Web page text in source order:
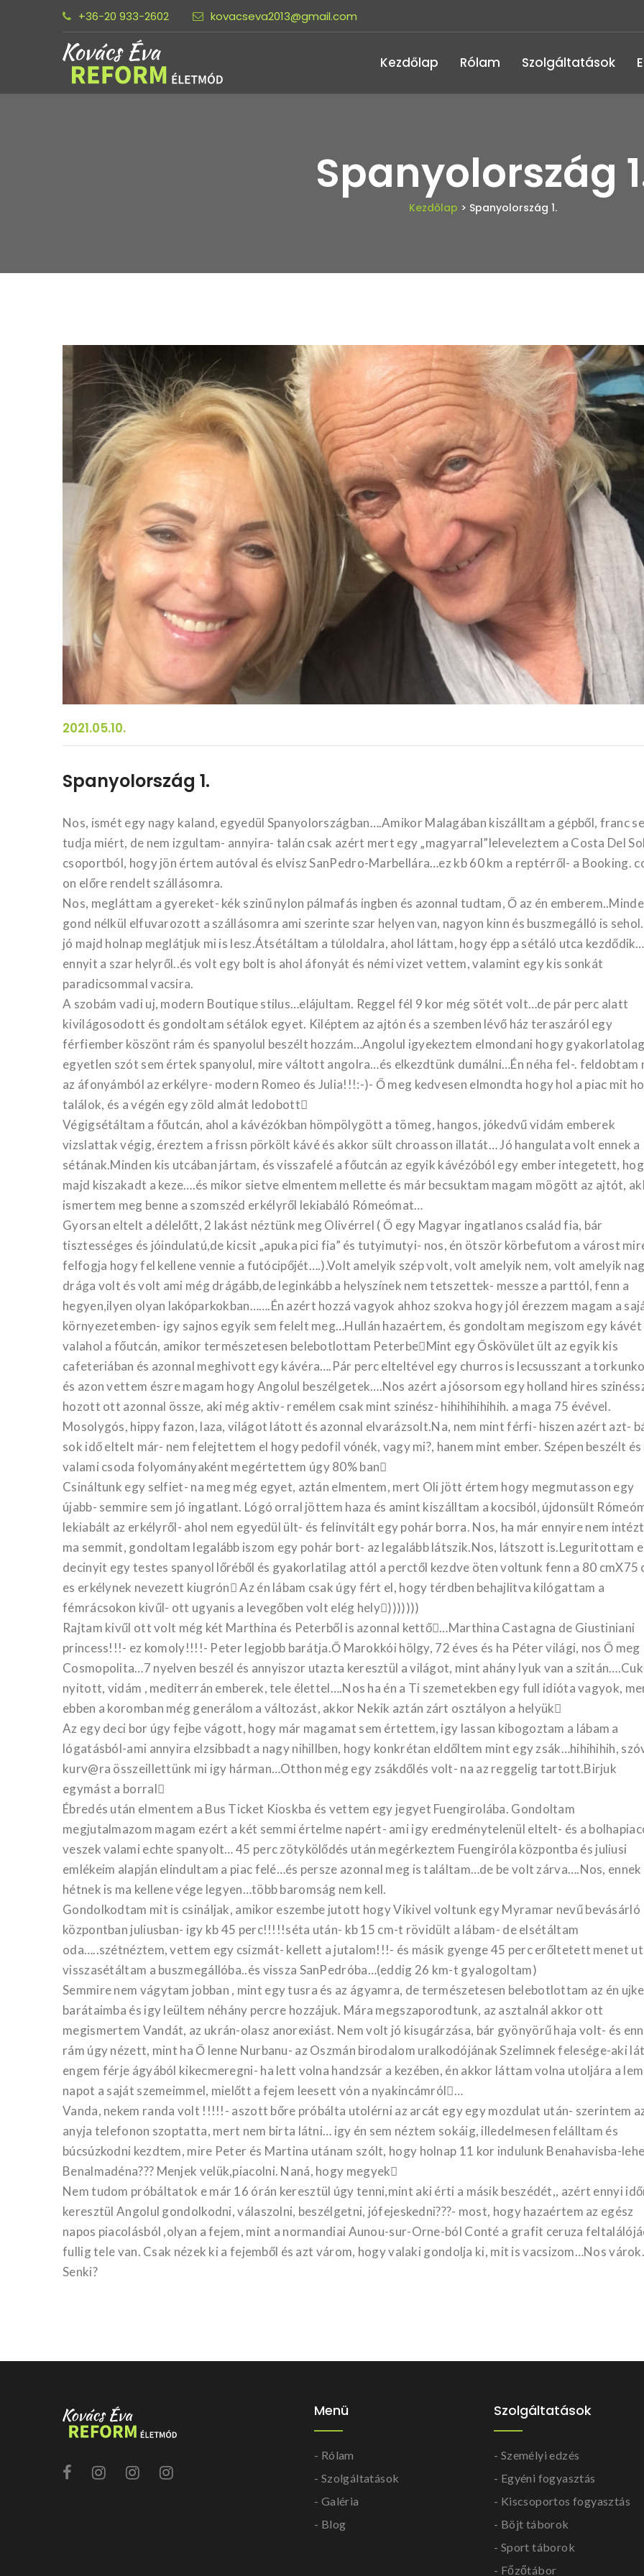
+36-20 933-2602 kovacseva2013@gmail.com
Kezdőlap Rólam Szolgáltatások
Spanyolország
Kezdőlap > Spanyolország 1.
2021.05.10.
Spanyolország 1.
Nos, ismét egy nagy kaland, egyedül Spanyolországban….Amikor Malagában kiszálltam a gépből, franc
tudja miért, de nem izgultam- annyira- talán csak azért mert egy „magyarral”leleveleztem a Costa Del Sol
csoportból, hogy jön értem autóval és elvisz SanPedro-Marbellára…ez kb 60 km a reptérről- a Booking.
on előre rendelt szállásomra.
Nos, megláttam a gyereket- kék szinű nylon pálmafás ingben és azonnal tudtam, Ő az én
gond nélkül elfuvarozott a szállásomra ami szerinte szar helyen van, nagyon kinn és buszmegálló is
jó majd holnap meglátjuk mi is lesz.Átsétáltam a túloldalra, ahol láttam, hogy épp a sétáló utca
ennyit a szar helyről..és volt egy bolt is ahol áfonyát és némi vizet vettem, valamint egy kis sonkát
paradicsommal vacsira.
A szobám vadi uj, modern Boutique stilus…elájultam. Reggel fél 9 kor még sötét volt…de pár perc alatt
kivilágosodott és gondoltam sétálok egyet. Kiléptem az ajtón és a szemben lévő ház teraszáról egy
férfiember köszönt rám és spanyolul beszélt hozzám…Angolul igyekeztem elmondani hogy gyakorlatolag
egyetlen szót sem értek spanyolul, mire váltott angolra…és elkezdtünk dumálni…Én néha fel-. feldobtam
az áfonyámból az erkélyre- modern Romeo és Julia!!!:-)- Ő meg kedvesen elmondta hogy hol a piac mit
találok, és a végén egy zöld almát ledobott
Végigsétáltam a főutcán, ahol a kávézókban hömpölygött a tömeg, hangos, jókedvű vidám emberek
vizslattak végig, éreztem a frissn pörkölt kávé és akkor sült chroasson illatát… Jó hangulata volt ennek a
sétának.Minden kis utcában jártam, és visszafelé a főutcán az egyik kávézóból egy ember integetett,
majd kiszakadt a keze….és mikor sietve elmentem mellette és már becsuktam magam mögött az ajtót,
ismertem meg benne a szomszéd erkélyről lekiabáló Rómeómat…
Gyorsan eltelt a délelőtt, 2 lakást néztünk meg Olivérrel ( Ő egy Magyar ingatlanos család fia, bár
tisztességes és jóindulatú,de kicsit „apuka pici fia” és tutyimutyi- nos, én ötször körbefutom a várost
felfogja hogy fel kellene vennie a futócipőjét….).Volt amelyik szép volt, volt amelyik nem, volt amelyik
drága volt és volt ami még drágább,de leginkább a helyszínek nem tetszettek- messze a parttól, fenn a
hegyen,ilyen olyan lakóparkokban…….Én azért hozzá vagyok ahhoz szokva hogy jól érezzem magam a
környezetemben- igy sajnos egyik sem felelt meg…Hullán hazaértem, és gondoltam megiszom egy kávét
valahol a főutcán, amikor természetesen belebotlottam PeterbeMint egy Őskövület ült az egyik kis
cafeteriában és azonnal meghivott egy kávéra….Pár perc elteltével egy churros is lecsusszant a
és azon vettem észre magam hogy Angolul beszélgetek….Nos azért a jósorsom egy holland hires
hozott ott azonnal össze, aki még aktiv- remélem csak mint szinész- hihihihihihih. a maga 75 évével.
Mosolygós, hippy fazon, laza, világot látott és azonnal elvarázsolt.Na, nem mint férfi- hiszen azért azt-
sok idő eltelt már- nem felejtettem el hogy pedofil vónék, vagy mi?, hanem mint ember. Szépen beszélt
valami csoda folyományaként megértettem úgy 80% ban
Csináltunk egy selfiet- na meg még egyet, aztán elmentem, mert Oli jött értem hogy megmutasson egy
újabb- semmire sem jó ingatlant. Lógó orral jöttem haza és amint kiszálltam a kocsiból, újdonsült
lekiabált az erkélyről- ahol nem egyedül ült- és felinvitált egy pohár borra. Nos, ha már ennyire nem
ma semmit, gondoltam legalább iszom egy pohár bort- az legalább látszik.Nos, látszott is.Leguritottam
decinyit egy testes spanyol lőréből és gyakorlatilag attól a perctől kezdve öten voltunk fenn a 80 cmX75
es erkélynek nevezett kiugrón Az én lábam csak úgy fért el, hogy térdben behajlitva kilógattam a
fémrácsokon kivűl- ott ugyanis a levegőben volt elég hely)))))))
Rajtam kivűl ott volt még két Marthina és Peterből is azonnal kettő…Marthina Castagna de Giustiniani
princess!!!- ez komoly!!!!- Peter legjobb barátja.Ő Marokkói hölgy, 72 éves és ha Péter világi, nos Ő meg
Cosmopolita…7 nyelven beszél és annyiszor utazta keresztül a világot, mint ahány lyuk van a
nyitott, vidám , mediterrán emberek, tele élettel….Nos ha én a Ti szemetekben egy full idióta vagyok,
ebben a koromban még generálom a változást, akkor Nekik aztán zárt osztályon a helyük
Az egy deci bor úgy fejbe vágott, hogy már magamat sem értettem, igy lassan kibogoztam a lábam a
lógatásból-ami annyira elzsibbadt a nagy nihillben, hogy konkrétan eldőltem mint egy zsák…hihihihih,
kurv@ra összeillettünk mi igy hárman…Otthon még egy zsákdőlés volt- na az reggelig tartott.Birjuk
egymást a borral
Ébredés után elmentem a Bus Ticket Kioskba és vettem egy jegyet Fuengirolába. Gondoltam
megjutalmazom magam ezért a két semmi értelme napért- ami igy eredménytelenül eltelt- és a
veszek valami echte spanyolt… 45 perc zötykölődés után megérkeztem Fuengiróla központba és juliusi
emlékeim alapján elindultam a piac felé…és persze azonnal meg is találtam…de be volt zárva….Nos, ennek
hétnek is ma kellene vége legyen…több baromság nem kell.
Gondolkodtam mit is csináljak, amikor eszembe jutott hogy Vikivel voltunk egy Myramar nevű bevásárló
központban juliusban- igy kb 45 perc!!!!!séta után- kb 15 cm-t rövidült a lábam- de elsétáltam
oda…..szétnéztem, vettem egy csizmát- kellett a jutalom!!!- és másik gyenge 45 perc erőltetett menet
visszasétáltam a buszmegállóba..és vissza SanPedróba…(eddig 26 km-t gyalogoltam)
Semmire nem vágytam jobban , mint egy tusra és az ágyamra, de természetesen belebotlottam az én
barátaimba és igy leültem néhány percre hozzájuk. Mára megszaporodtunk, az asztalnál akkor ott
megismertem Vandát, az ukrán-olasz anorexiást. Nem volt jó kisugárzása, bár gyönyörű haja volt- és
rám úgy nézett, mint ha Ő lenne Nurbanu- az Oszmán birodalom uralkodójának Szelimnek felesége-aki
engem férje ágyából kikecmeregni- ha lett volna handzsár a kezében, én akkor láttam volna utoljára a
napot a saját szemeimmel, mielőtt a fejem leesett vón a nyakincámról…
Vanda, nekem randa volt !!!!!- aszott bőre próbálta utolérni az arcát egy egy mozdulat után- szerintem
anyja telefonon szoptatta, mert nem birta látni… igy én sem néztem sokáig, illedelmesen felálltam és
búcsúzkodni kezdtem, mire Peter és Martina utánam szólt, hogy holnap 11 kor indulunk Benahavisba-
Benalmadéna??? Menjek velük,piacolni. Naná, hogy megyek
Nem tudom próbáltatok e már 16 órán keresztül úgy tenni,mint aki érti a másik beszédét,, azért ennyi
keresztül Angolul gondolkodni, válaszolni, beszélgetni, jófejeskedni???- most, hogy hazaértem az egész
napos piacolásból ,olyan a fejem, mint a normandiai Aunou-sur-Orne-ból Conté a grafit ceruza
fullig tele van. Csak nézek ki a fejemből és azt várom, hogy valaki gondolja ki, mit is vacsizom…Nos
Senki?
Menü
- Rólam
- Szolgáltatások
- Galéria
- Blog
Szolgáltatások
- Személyi edzés
- Egyéni fogyasztás
- Kiscsoportos fogyasztás
- Böjt táborok
- Sport táborok
- Főzőtábor